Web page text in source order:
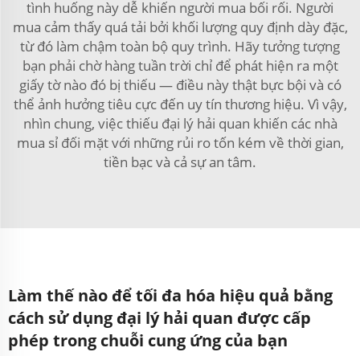
tình huống này dễ khiến người mua bối rối. Người
mua cảm thấy quá tải bởi khối lượng quy định dày đặc,
từ đó làm chậm toàn bộ quy trình. Hãy tưởng tượng
bạn phải chờ hàng tuần trời chỉ để phát hiện ra một
giấy tờ nào đó bị thiếu — điều này thật bực bội và có
thể ảnh hưởng tiêu cực đến uy tín thương hiệu. Vì vậy,
nhìn chung, việc thiếu đại lý hải quan khiến các nhà
mua sỉ đối mặt với những rủi ro tốn kém về thời gian,
tiền bạc và cả sự an tâm.
Làm thế nào để tối đa hóa hiệu quả bằng
cách sử dụng đại lý hải quan được cấp
phép trong chuỗi cung ứng của bạn